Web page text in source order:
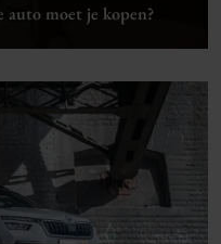
moet je kopen?